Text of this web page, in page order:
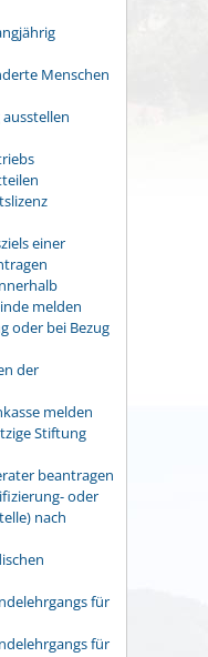
Menschen
einer
melden
oder bei Bezug
der
melden
Stiftung
beantragen
oder
nach
für
für